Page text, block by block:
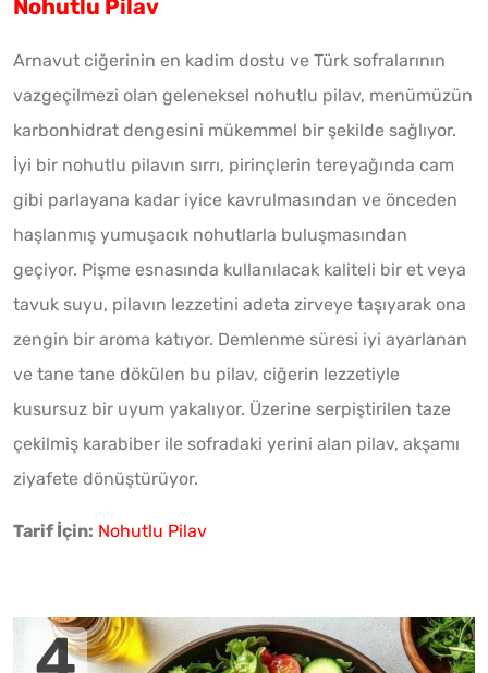
Nohutlu Pilav
Arnavut ciğerinin en kadim dostu ve Türk sofralarının
vazgeçilmezi olan geleneksel nohutlu pilav, menümüzün
karbonhidrat dengesini mükemmel bir şekilde sağlıyor.
İyi bir nohutlu pilavın sırrı, pirinçlerin tereyağında cam
gibi parlayana kadar iyice kavrulmasından ve önceden
haşlanmış yumuşacık nohutlarla buluşmasından
geçiyor. Pişme esnasında kullanılacak kaliteli bir et veya
tavuk suyu, pilavın lezzetini adeta zirveye taşıyarak ona
zengin bir aroma katıyor. Demlenme süresi iyi ayarlanan
ve tane tane dökülen bu pilav, ciğerin lezzetiyle
kusursuz bir uyum yakalıyor. Üzerine serpiştirilen taze
çekilmiş karabiber ile sofradaki yerini alan pilav, akşamı
ziyafete dönüştürüyor.
Tarif İçin: Nohutlu Pilav